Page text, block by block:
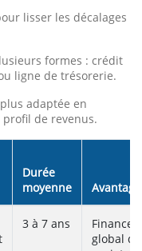
lisser les décalages
formes : crédit
ligne de trésorerie.
adaptée en
de revenus.
Durée
moyenne
3 à 7 ans
global du